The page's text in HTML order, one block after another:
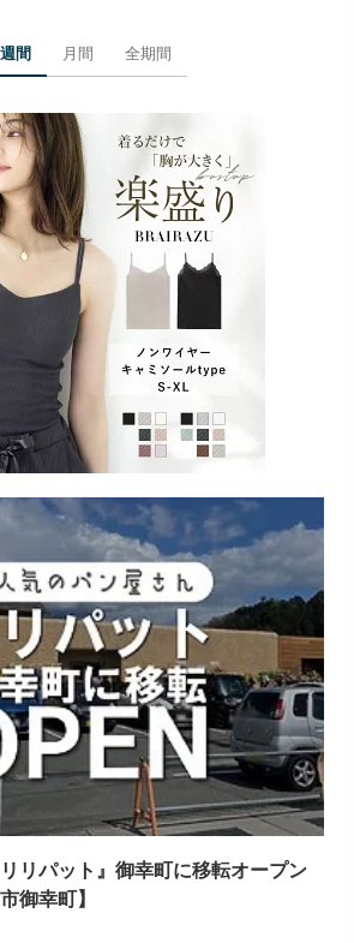
週間 月間 全期間
リパット』御幸町に移転オープン
御幸町】